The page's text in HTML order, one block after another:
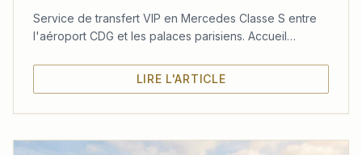
Service de transfert VIP en Mercedes Classe S entre
l'aéroport CDG et les palaces parisiens. Accueil
LIRE L'ARTICLE